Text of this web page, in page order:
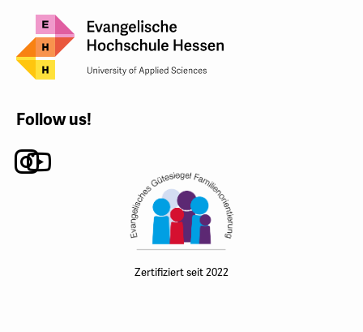
Follow us!
Instagram
Youtube
Zertifiziert seit 2022